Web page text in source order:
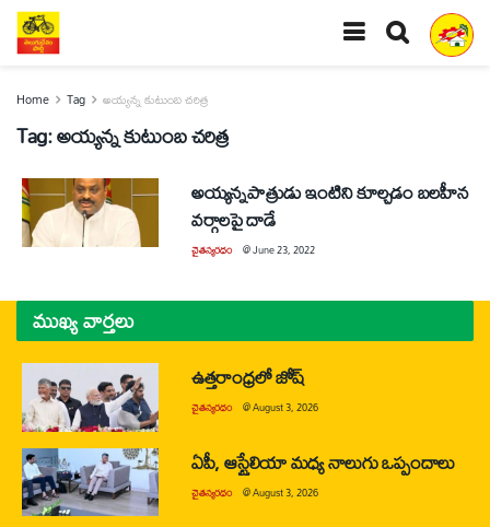
Home Tag అయ్యన్న కుటుంబ చరిత్ర
Tag:అయ్యన్న కుటుంబ చరిత్ర
అయ్యన్నపాత్రుడు ఇంటిని కూల్చడం బలహీన
వర్గాలపై దాడే
చైతన్యరధం @June 23, 2022
ముఖ్య వార్తలు
ఉత్తరాంధ్రలో జోష్
చైతన్యరధం @August 3, 2026
ఏపీ, ఆస్ట్రేలియా మధ్య నాలుగు ఒప్పందాలు
చైతన్యరధం @August 3, 2026